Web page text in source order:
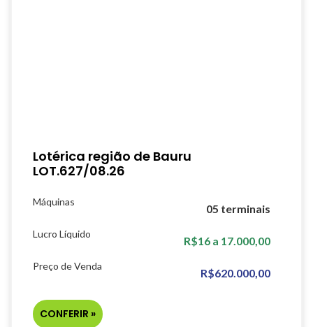
Lotérica região de Bauru
LOT.627/08.26
Máquinas
05 terminais
Lucro Líquido
R$16 a 17.000,00
Preço de Venda
R$620.000,00
CONFERIR »